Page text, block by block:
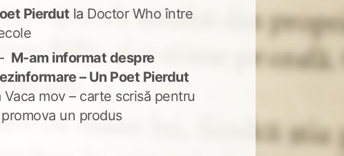
Pierdut la Doctor Who între
M-am informat despre
– Un Poet Pierdut
Vaca mov – carte scrisă pentru
un produs